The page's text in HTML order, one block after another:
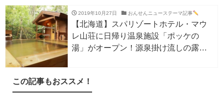
2019年10月27日 おんせんニューステーマ記事
【北海道】スパリゾートホテル・マウ
レ山荘に日帰り温泉施設「ポッケの
湯」がオープン！源泉掛け流しの露天
この記事もおススメ！